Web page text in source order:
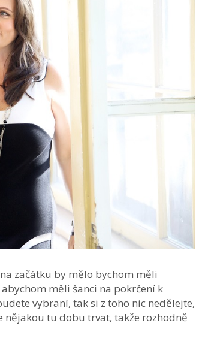
začátku by mělo bychom měli
abychom měli šanci na pokrčení k
vybraní, tak si z toho nic nedělejte,
nějakou tu dobu trvat, takže rozhodně